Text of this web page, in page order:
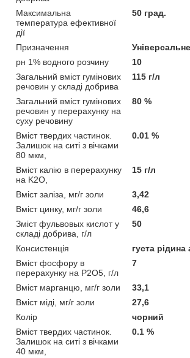
Максимальна
температура ефективної
дії
50 град.
Призначення
Універсальне
рн 1% водного розчину
10
Загальний вміст гумінових
речовин у складі добрива
115 г/л
Загальний вміст гумінових
речовин у перерахунку на
суху речовину
80 %
Вміст твердих частинок.
Залишок на ситі з вічками
80 мкм,
0.01 %
Вміст калію в перерахунку
на K2O,
15 г/л
Вміст заліза, мг/г золи
3,42
Вміст цинку, мг/г золи
46,6
Зміст фульвовых кислот у
складі добрива, г/л
50
Консистенція
густа рідина
Вміст фосфору в
перерахунку на P2O5, г/л
7
Вміст марганцю, мг/г золи
33,1
Вміст міді, мг/г золи
27,6
Колір
чорний
Вміст твердих частинок.
Залишок на ситі з вічками
40 мкм,
0.1 %